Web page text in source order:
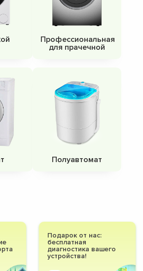
Профессиональная
для прачечной
Полуавтомат
Подарок от нас:
бесплатная
диагностика вашего
устройства!